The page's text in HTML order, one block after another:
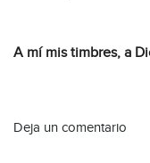
A mí mis timbres, a
Deja un comentario